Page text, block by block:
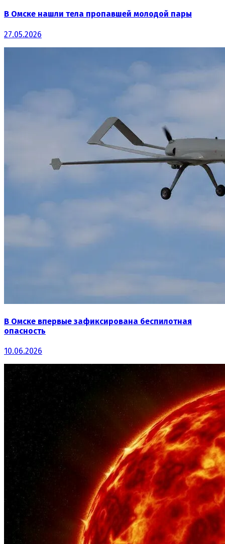
В Омске нашли тела пропавшей молодой пары
27.05.2026
В Омске впервые зафиксирована беспилотная
опасность
10.06.2026